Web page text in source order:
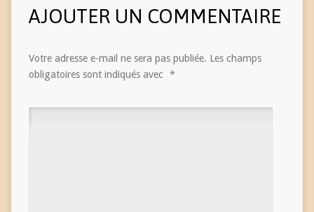
AJOUTER UN COMMENTAIRE
Votre adresse e-mail ne sera pas publiée. Les champs
obligatoires sont indiqués avec *